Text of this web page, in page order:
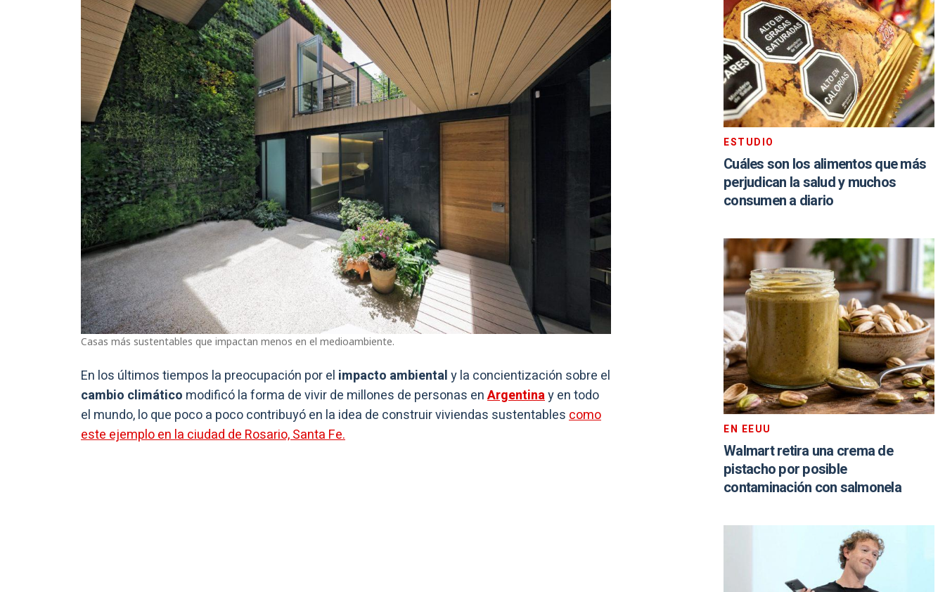
Casas más sustentables que impactan menos en el medioambiente.
En los últimos tiempos la preocupación por el impacto ambientaly la concientización sobre el
cambio climático modificó la forma de vivir de millones de personas enArgentinay en todo
el mundo, lo que poco a poco contribuyó en la idea de construir viviendas sustentablescomo
este ejemplo en la ciudad de Rosario, Santa Fe.
ESTUDIO
Cuáles son los alimentos que más
perjudican la salud y muchos
consumen a diario
EN EEUU
Walmart retira una crema de
pistacho por posible
contaminación con salmonela